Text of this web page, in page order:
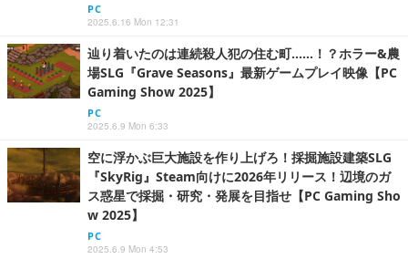
PC
2025.6.16 Mon 12:31
辿り着いたのは連続殺人犯の住む町……！？ホラー&農
場SLG『Grave Seasons』最新ゲームプレイ映像【PC
Gaming Show 2025】
PC
2025.6.9 Mon 6:33
空に浮かぶ巨大施設を作り上げろ！採掘施設建築SLG
『SkyRig』Steam向けに2026年リリース！辺境のガ
ス惑星で採掘・研究・発展を目指せ【PC Gaming Sho
w 2025】
PC
2025.6.9 Mon 4:53